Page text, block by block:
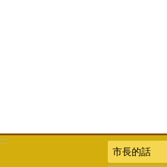
:::
市長的話